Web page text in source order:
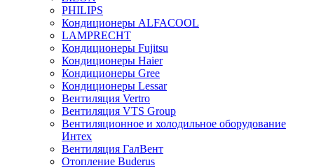
PHILIPS
Кондиционеры ALFACOOL
LAMPRECHT
Кондиционеры Fujitsu
Кондиционеры Haier
Кондиционеры Gree
Кондиционеры Lessar
Вентиляция Vertro
Вентиляция VTS Group
Вентиляционное и холодильное оборудование
Интех
Вентиляция ГалВент
Отопление Buderus